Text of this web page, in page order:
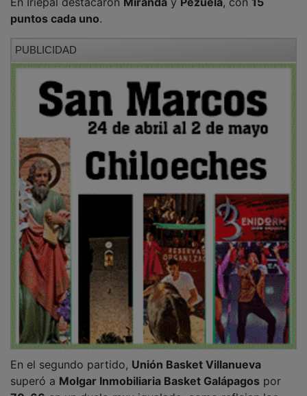
puntos cada uno.
superó aMolgar Inmobiliaria Basket Galápagospor
70-66 en un duelo muy igualado, como reflejan los